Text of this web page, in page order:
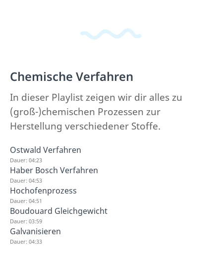
Chemische Verfahren
In dieser Playlist zeigen wir dir alles zu
(groß-)chemischen Prozessen zur
Herstellung verschiedener Stoffe.
Ostwald Verfahren
Dauer: 04:23
Haber Bosch Verfahren
Dauer: 04:53
Hochofenprozess
Dauer: 04:51
Boudouard Gleichgewicht
Dauer: 03:59
Galvanisieren
Dauer: 04:33